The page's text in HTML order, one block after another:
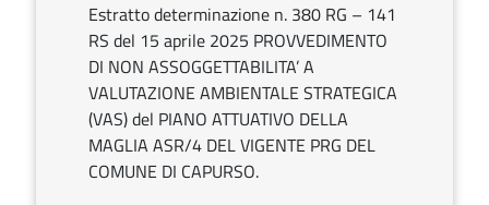
Estratto determinazione n. 380 RG – 141
RS del 15 aprile 2025 PROVVEDIMENTO
DI NON ASSOGGETTABILITA’ A
VALUTAZIONE AMBIENTALE STRATEGICA
(VAS) del PIANO ATTUATIVO DELLA
MAGLIA ASR/4 DEL VIGENTE PRG DEL
COMUNE DI CAPURSO.